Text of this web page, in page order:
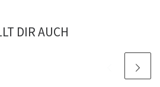
DIR AUCH